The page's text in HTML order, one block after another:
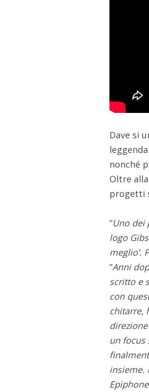
Dave si
nonché
Oltre alla
progetti
“Uno dei
logo
meglio’.
“Anni
scritto e
con
chitarre,
un focus
insieme.